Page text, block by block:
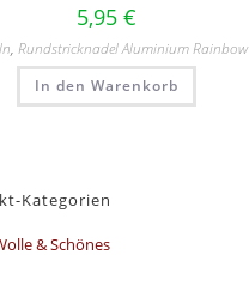
5,95 €
, Rundstricknadel Aluminium Rainbow
In den Warenkorb
Kategorien
& Schönes